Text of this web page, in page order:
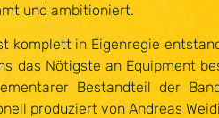
und ambitioniert.
komplett in Eigenregie
das Nötigste an Equipment
Bestandteil der
produziert von Andreas